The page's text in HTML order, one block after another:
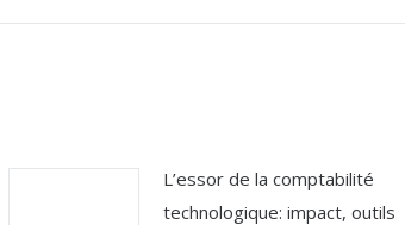
:
L’essor de la comptabilité
technologique: impact, outils